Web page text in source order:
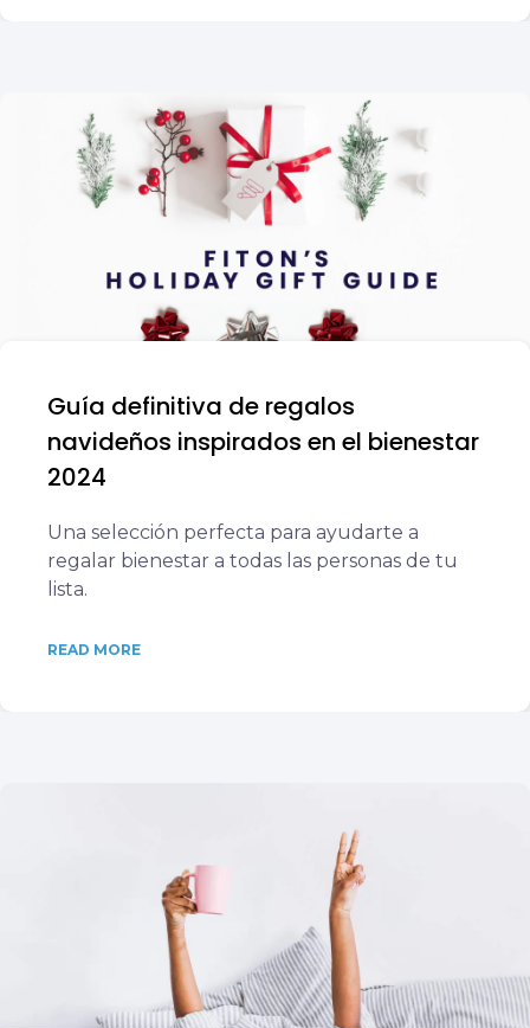
Guía definitiva de regalos
navideños inspirados en el bienestar
2024
Una selección perfecta para ayudarte a
regalar bienestar a todas las personas de tu
lista.
READ MORE